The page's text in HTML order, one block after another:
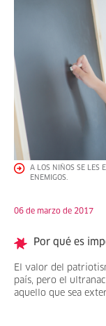
A LOS NIÑOS SE LES
ENEMIGOS.
06 de marzo de 2017
Por qué es
El valor del
país, pero el
aquello que sea